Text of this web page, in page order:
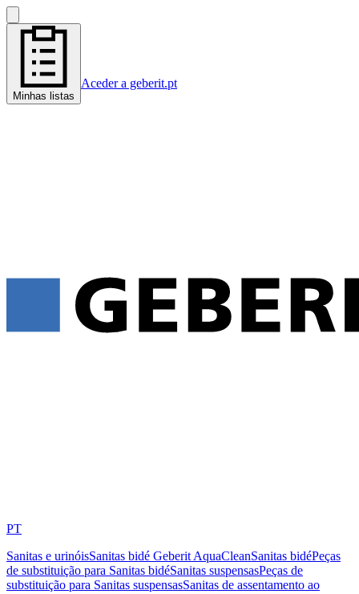
Minhas listas
Aceder a geberit.pt
PT
Sanitas e urinóisSanitas bidé Geberit AquaCleanSanitas bidéPeças
de substituição para Sanitas bidéSanitas suspensasPeças de
substituição para Sanitas suspensasSanitas de assentamento ao